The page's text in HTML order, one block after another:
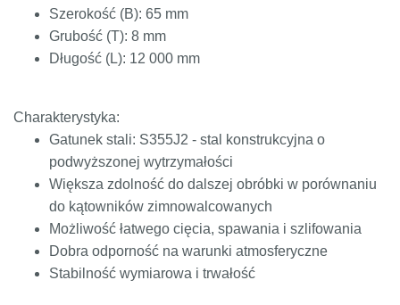
Szerokość (B): 65 mm
Grubość (T): 8 mm
Długość (L): 12 000 mm
Charakterystyka:
Gatunek stali: S355J2 - stal konstrukcyjna o
podwyższonej wytrzymałości
Większa zdolność do dalszej obróbki w porównaniu
do kątowników zimnowalcowanych
Możliwość łatwego cięcia, spawania i szlifowania
Dobra odporność na warunki atmosferyczne
Stabilność wymiarowa i trwałość